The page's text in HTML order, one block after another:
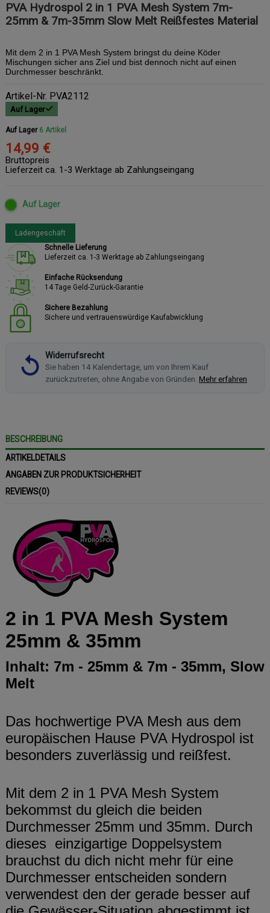
PVA Hydrospol 2 in 1 PVA Mesh System 7m-
25mm & 7m-35mm Slow Melt Reißfestes Material
Mit dem 2 in 1 PVA Mesh System bringst du deine Köder
Mischungen sicher ans Ziel und bist dennoch nicht auf einen
Durchmesser beschränkt.
Artikel-Nr. PVA2112
Auf Lager
Auf Lager 6 Artikel
14,99 €
Bruttopreis
Lieferzeit ca. 1-3 Werktage ab Zahlungseingang
Auf Lager
Ladengeschäft
Schnelle Lieferung
Lieferzeit ca. 1-3 Werktage ab Zahlungseingang
Einfache Rücksendung
14 Tage Geld-Zurück-Garantie
Sichere Bezahlung
Sichere und vertrauenswürdige Kaufabwicklung
Widerrufsrecht
Sie haben 14 Kalendertage, um von Ihrem Kauf
zurückzutreten, ohne Angabe von Gründen. Mehr erfahren
BESCHREIBUNG
ARTIKELDETAILS
ANGABEN ZUR PRODUKTSICHERHEIT
REVIEWS(0)
2 in 1 PVA Mesh System
25mm & 35mm
Inhalt: 7m - 25mm & 7m - 35mm, Slow
Melt
Das hochwertige PVA Mesh aus dem
europäischen Hause PVA Hydrospol ist
besonders zuverlässig und reißfest.
Mit dem 2 in 1 PVA Mesh System
bekommst du gleich die beiden
Durchmesser 25mm und 35mm. Durch
dieses einzigartige Doppelsystem
brauchst du dich nicht mehr für eine
Durchmesser entscheiden sondern
verwendest den der gerade besser auf